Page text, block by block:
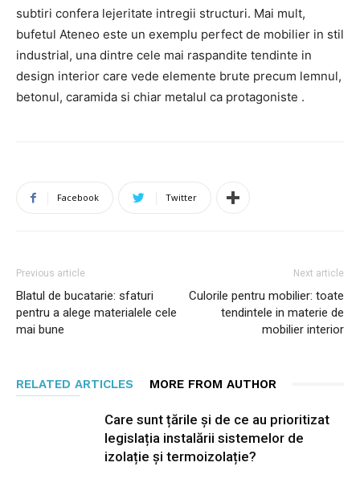
subtiri confera lejeritate intregii structuri. Mai mult,
bufetul Ateneo este un exemplu perfect de mobilier in stil
industrial, una dintre cele mai raspandite tendinte in
design interior care vede elemente brute precum lemnul,
betonul, caramida si chiar metalul ca protagoniste .
Facebook Twitter
Previous article
Blatul de bucatarie: sfaturi
pentru a alege materialele cele
mai bune
Next article
Culorile pentru mobilier: toate
tendintele in materie de
mobilier interior
RELATED ARTICLES MORE FROM AUTHOR
Care sunt țările și de ce au prioritizat
legislația instalării sistemelor de
izolație și termoizolație?